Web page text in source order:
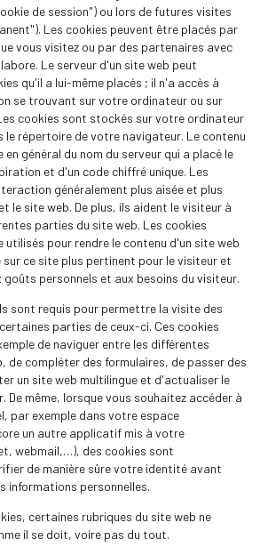
de session") ou lors de futures visites
Les cookies peuvent être placés par
vous visitez ou par des partenaires avec
Le serveur d'un site web peut
qu'il a lui-même placés ; il n'a accès à
se trouvant sur votre ordinateur ou sur
cookies sont stockés sur votre ordinateur
le répertoire de votre navigateur. Le contenu
général du nom du serveur qui a placé le
et d'un code chiffré unique. Les
généralement plus aisée et plus
le site web. De plus, ils aident le visiteur à
parties du site web. Les cookies
utilisés pour rendre le contenu d'un site web
ce site plus pertinent pour le visiteur et
personnels et aux besoins du visiteur.
sont requis pour permettre la visite des
parties de ceux-ci. Ces cookies
de naviguer entre les différentes
de compléter des formulaires, de passer des
un site web multilingue et d'actualiser le
De même, lorsque vous souhaitez accéder à
par exemple dans votre espace
un autre applicatif mis à votre
webmail,…), des cookies sont
de manière sûre votre identité avant
informations personnelles.
certaines rubriques du site web ne
il se doit, voire pas du tout.